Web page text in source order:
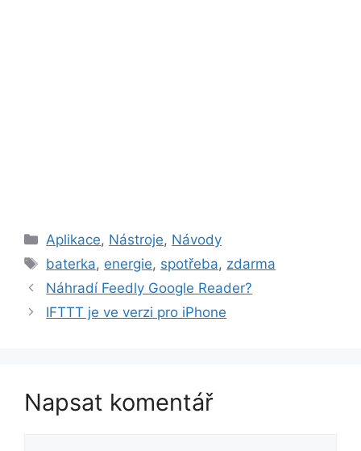
Rubriky
Aplikace, Nástroje, Návody
Štítky
baterka, energie, spotřeba, zdarma
Náhradí Feedly Google Reader?
IFTTT je ve verzi pro iPhone
Napsat komentář